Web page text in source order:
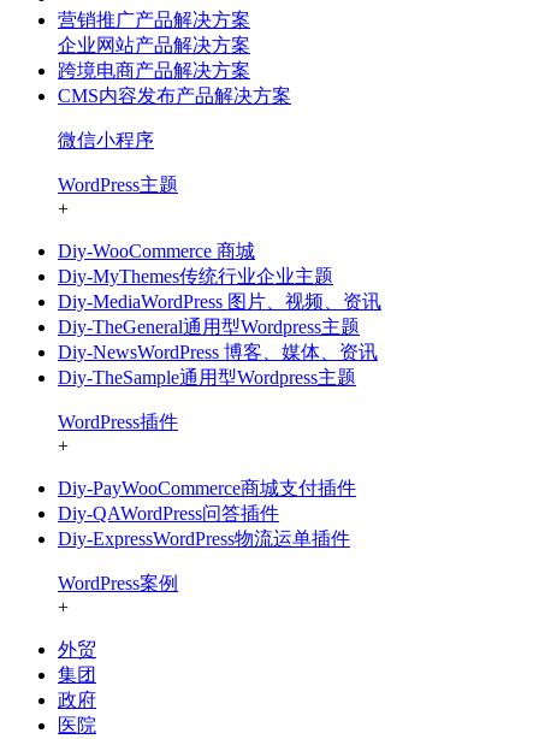
营销推广产品解决方案
企业网站产品解决方案
跨境电商产品解决方案
CMS内容发布产品解决方案
微信小程序
WordPress主题
+
Diy-WooCommerce 商城
Diy-MyThemes传统行业企业主题
Diy-MediaWordPress 图片、视频、资讯
Diy-TheGeneral通用型Wordpress主题
Diy-NewsWordPress 博客、媒体、资讯
Diy-TheSample通用型Wordpress主题
WordPress插件
+
Diy-PayWooCommerce商城支付插件
Diy-QAWordPress问答插件
Diy-ExpressWordPress物流运单插件
WordPress案例
+
外贸
集团
政府
医院